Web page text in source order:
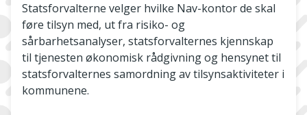
Statsforvalterne velger hvilke Nav-kontor de skal
føre tilsyn med, ut fra risiko- og
sårbarhetsanalyser, statsforvalternes kjennskap
til tjenesten økonomisk rådgivning og hensynet til
statsforvalternes samordning av tilsynsaktiviteter i
kommunene.